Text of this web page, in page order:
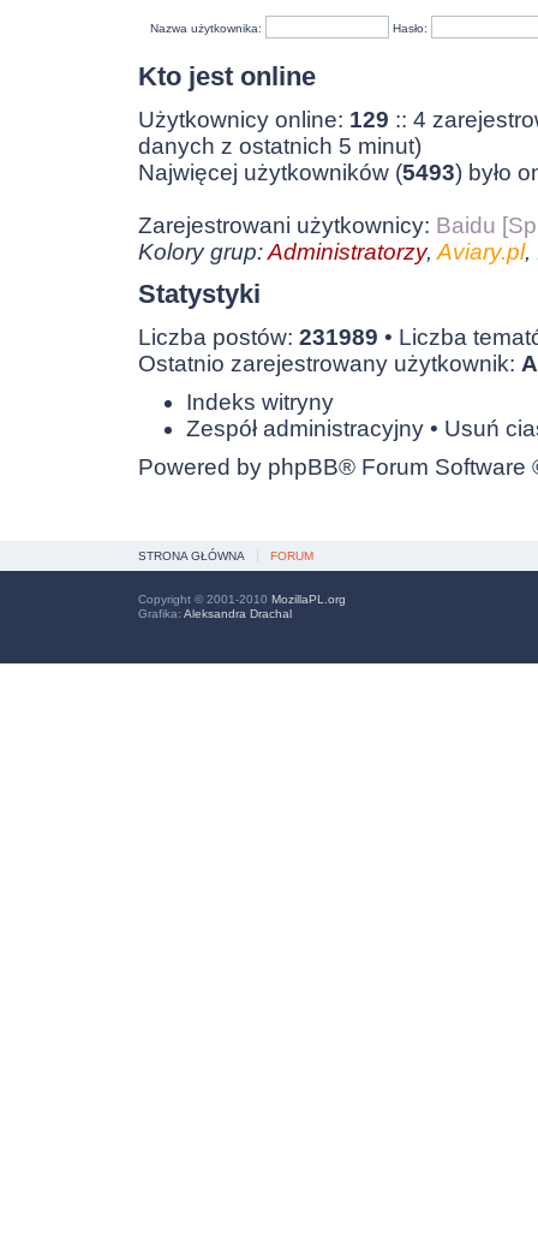
Nazwa użytkownika: Hasło:
Kto jest online
Użytkownicy online: 129 :: 4
danych z ostatnich 5 minut)
Najwięcej użytkowników (5493) było
Zarejestrowani użytkownicy: Baidu
Kolory grup:Administratorzy, Aviary.pl,
Statystyki
Liczba postów: 231989 • Liczba
Ostatnio zarejestrowany użytkownik:
Indeks witryny
Zespół administracyjny • Usuń
Powered by phpBB® Forum Software
STRONA GŁÓWNA FORUM
Copyright © 2001-2010 MozillaPL.org
Grafika: Aleksandra Drachal